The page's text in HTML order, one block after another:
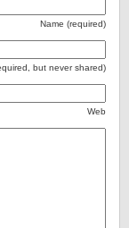
Name (required)
but never shared)
Web